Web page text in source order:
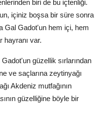
biri de bu içtenliği.
içiniz boşsa bir süre sonra
Gal Gadot'un hem içi, hem
hayranı var.
güzellik sırlarından
ve saçlarına zeytinyağı
Akdeniz mutfağının
güzelliğine böyle bir